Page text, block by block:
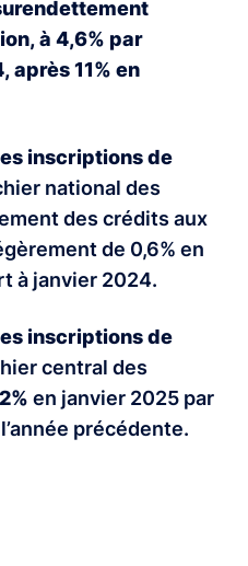
à 4,6% par
après 11% en
inscriptions de
national des
des crédits aux
de 0,6% en
à janvier 2024.
inscriptions de
central des
en janvier 2025 par
précédente.